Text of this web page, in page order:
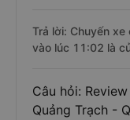
Trả lời: Chuyến
vào lúc 11:02 là
Câu hỏi:
Quảng Trạch -